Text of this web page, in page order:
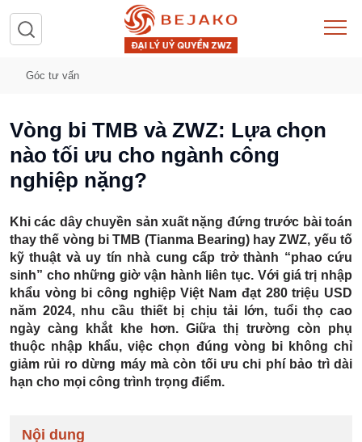
Góc tư vấn
Vòng bi TMB và ZWZ: Lựa chọn
nào tối ưu cho ngành công
nghiệp nặng?
Khi các dây chuyền sản xuất nặng đứng trước bài toán
thay thế vòng bi TMB (Tianma Bearing)hay ZWZ, yếu tố
kỹ thuật và uy tín nhà cung cấp trở thành “phao cứu
sinh” cho những giờ vận hành liên tục. Với giá trị nhập
khẩu vòng bi công nghiệp Việt Nam đạt 280 triệu USD
năm 2024, nhu cầu thiết bị chịu tải lớn, tuổi thọ cao
ngày càng khắt khe hơn. Giữa thị trường còn phụ
thuộc nhập khẩu, việc chọn đúng vòng bi không chỉ
giảm rủi ro dừng máy mà còn tối ưu chi phí bảo trì dài
hạn cho mọi công trình trọng điểm.
Nội dung